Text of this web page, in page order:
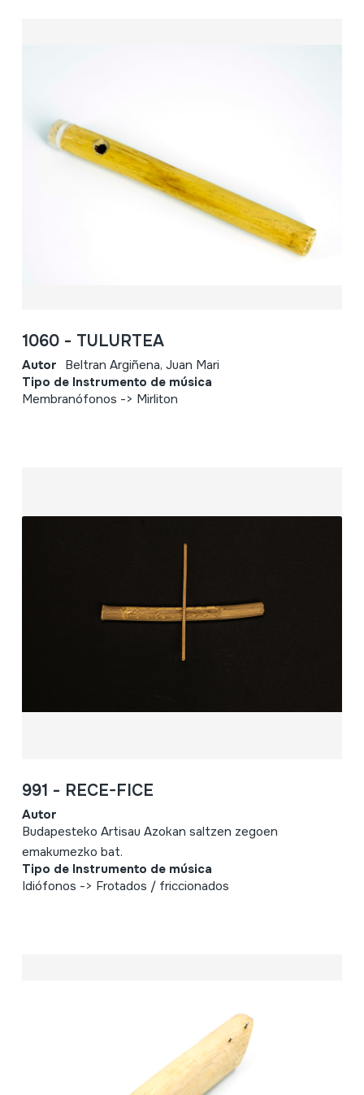
1060 - TULURTEA
Autor Beltran Argiñena, Juan Mari
Tipo de Instrumento de música
Membranófonos -> Mirliton
991 - RECE-FICE
Autor
Budapesteko Artisau Azokan saltzen zegoen
emakumezko bat.
Tipo de Instrumento de música
Idiófonos -> Frotados / friccionados